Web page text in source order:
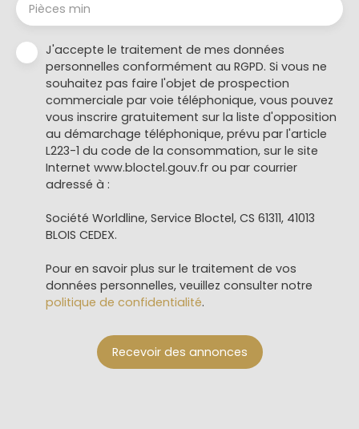
Pièces min
J'accepte le traitement de mes données
personnelles conformément au RGPD. Si vous ne
souhaitez pas faire l'objet de prospection
commerciale par voie téléphonique, vous pouvez
vous inscrire gratuitement sur la liste d'opposition
au démarchage téléphonique, prévu par l'article
L223-1 du code de la consommation, sur le site
Internet www.bloctel.gouv.fr ou par courrier
adressé à :
Société Worldline, Service Bloctel, CS 61311, 41013
BLOIS CEDEX.
Pour en savoir plus sur le traitement de vos
données personnelles, veuillez consulter notre
politique de confidentialité.
Recevoir des annonces